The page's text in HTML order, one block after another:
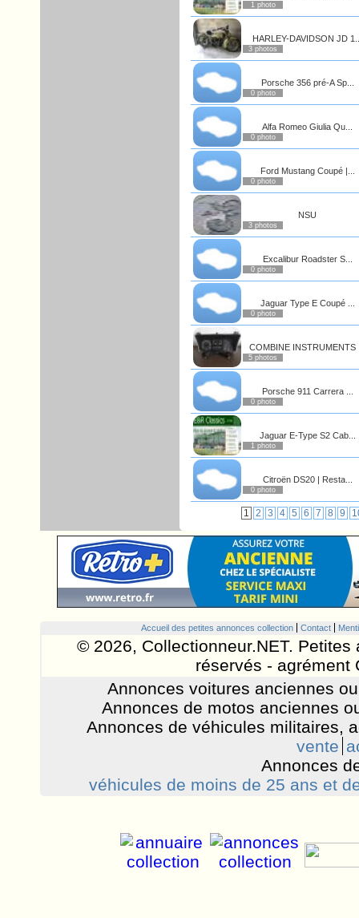
1 photo
HARLEY-DAVIDSON JD
3 photos
Porsche 356 pré-A Sp...
0 photo
Alfa Romeo Giulia Qu...
0 photo
Ford Mustang Coupé |...
0 photo
NSU
3 photos
Excalibur Roadster S...
0 photo
Jaguar Type E Coupé ...
0 photo
COMBINE INSTRUMENTS
5 photos
Porsche 911 Carrera ...
0 photo
Jaguar E-Type S2 Cab...
1 photo
Citroën DS20 | Resta...
0 photo
1 2 3 4 5 6 7 8 9
Accueil des petites annonces collection Contact
© 2026, Collectionneur.NET.
réservés - agrément
Annonces voitures anciennes
Annonces de motos anciennes
Annonces de véhicules militaires,
vente
Annonces
véhicules de moins de 25 ans et